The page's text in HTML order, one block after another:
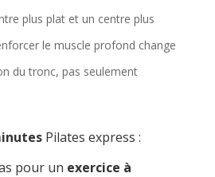
plus plat et un centre plus
le muscle profond change
du tronc, pas seulement
Pilates express :
pour un exercice à